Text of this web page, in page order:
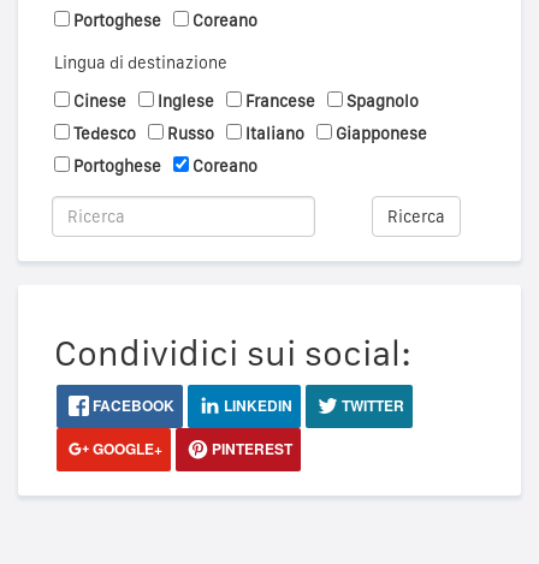
Portoghese
Coreano
Lingua di destinazione
Cinese
Inglese Francese
Spagnolo
Tedesco
Russo Italiano
Giapponese
Portoghese
Coreano
Ricerca
Condividici sui social:
FACEBOOK LINKEDIN
TWITTER
GOOGLE+
PINTEREST